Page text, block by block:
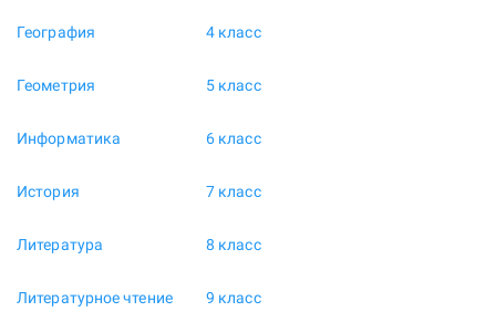
География
Геометрия
Информатика
История
Литература
Литературное чтение
4 класс
5 класс
6 класс
7 класс
8 класс
9 класс